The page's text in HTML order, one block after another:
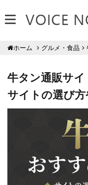
ホーム グルメ・食品
牛タン通販サイ
サイトの選び方